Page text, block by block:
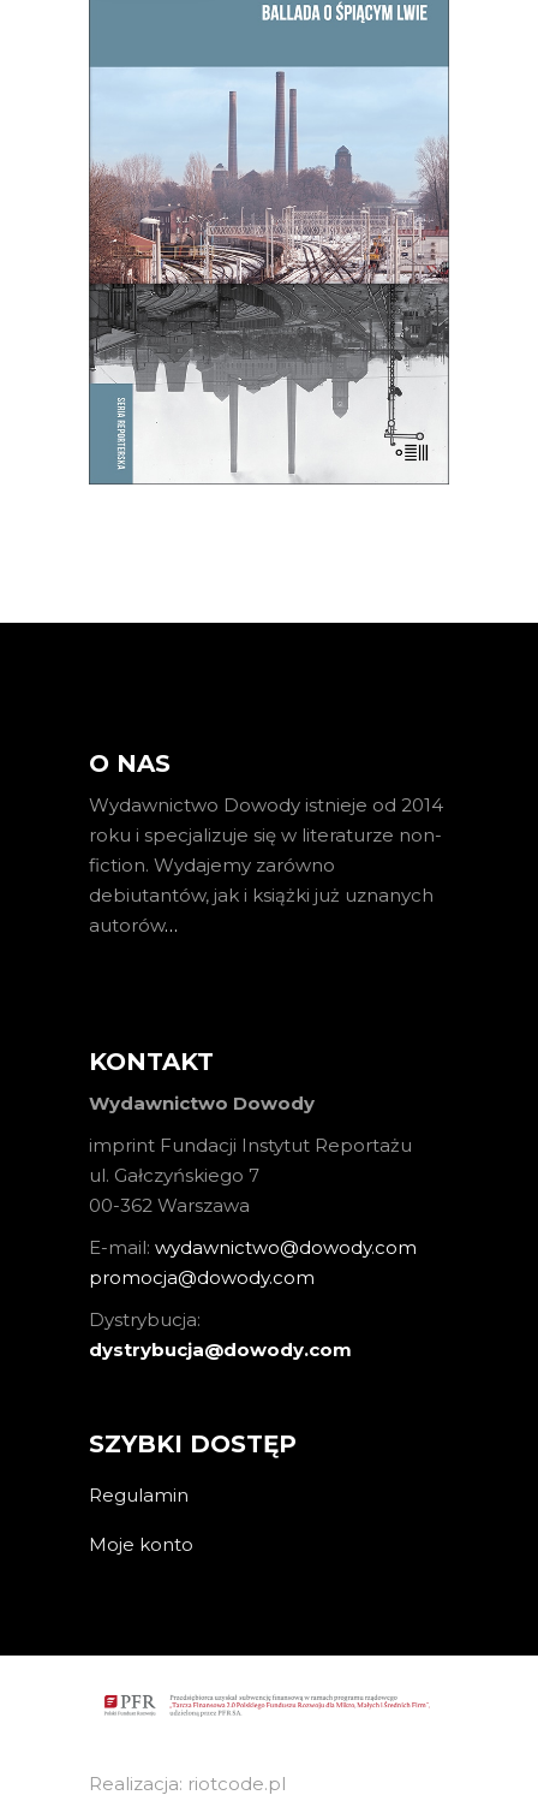
E-BOOK DO KOSZYKA
BALLADA O ŚPIĄCYM LWIE
To, co zdecydowało o powstaniu
Bytomia, jego bogactwie i tradycji,
miało stać się jego zagładą.
61.00zł 39.65zł
KSIĄŻKA DO KOSZYKA
O NAS
Wydawnictwo Dowody istnieje od 2014
roku i specjalizuje się w literaturze non-
fiction. Wydajemy zarówno
debiutantów, jak i książki już uznanych
autorów…
KONTAKT
Wydawnictwo Dowody
imprint Fundacji Instytut Reportażu
ul. Gałczyńskiego 7
00-362 Warszawa
E-mail: wydawnictwo@dowody.com
promocja@dowody.com
Dystrybucja:
dystrybucja@dowody.com
SZYBKI DOSTĘP
Regulamin
Moje konto
Realizacja: riotcode.pl